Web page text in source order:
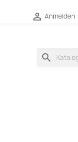
 Anmelden
search